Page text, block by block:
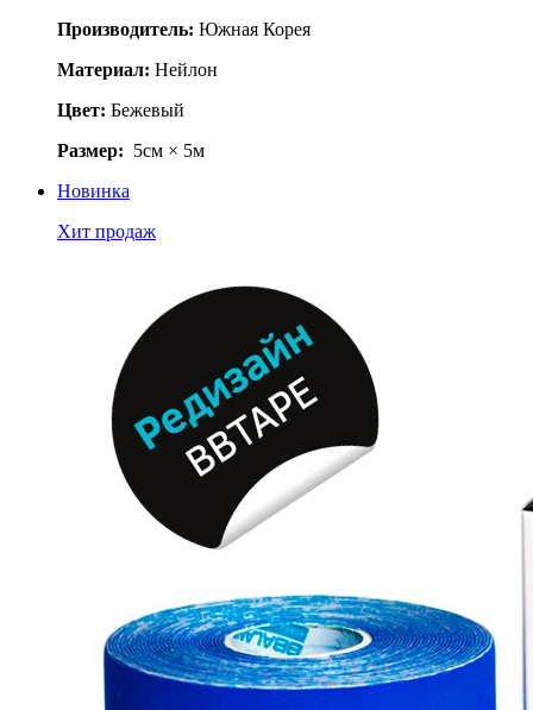
Производитель: Южная Корея
Материал: Нейлон
Цвет: Бежевый
Размер: 5см × 5м
Новинка
Хит продаж